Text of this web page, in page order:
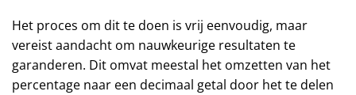
Het proces om dit te doen is vrij eenvoudig, maar
vereist aandacht om nauwkeurige resultaten te
garanderen. Dit omvat meestal het omzetten van het
percentage naar een decimaal getal door het te delen